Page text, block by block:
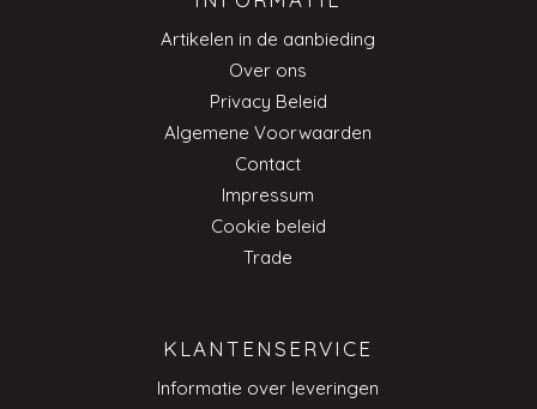
Artikelen in de aanbieding
Over ons
Privacy Beleid
Algemene Voorwaarden
Contact
Impressum
Cookie beleid
Trade
KLANTENSERVICE
Informatie over leveringen